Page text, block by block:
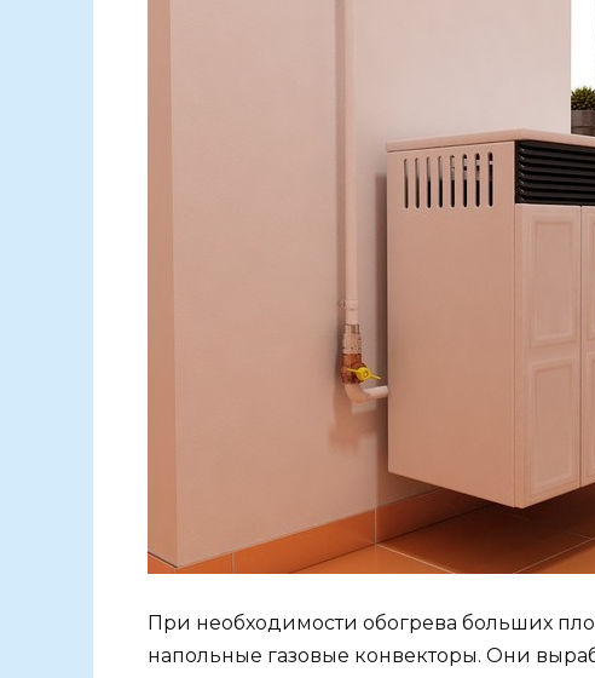
При необходимости обогрева больших
напольные газовые конвекторы. Они